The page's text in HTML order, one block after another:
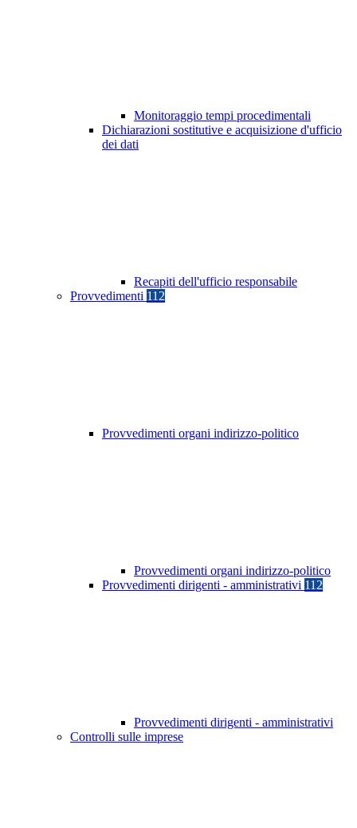
Monitoraggio tempi procedimentali
Dichiarazioni sostitutive e acquisizione d'ufficio
dei dati
Recapiti dell'ufficio responsabile
Provvedimenti 112
Provvedimenti organi indirizzo-politico
Provvedimenti organi indirizzo-politico
Provvedimenti dirigenti - amministrativi 112
Provvedimenti dirigenti - amministrativi
Controlli sulle imprese